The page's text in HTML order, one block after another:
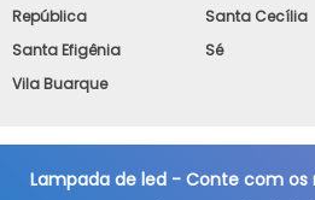
República
Santa Cecília
Santa Efigênia
Sé
Vila Buarque
Lampada de led - Conte com